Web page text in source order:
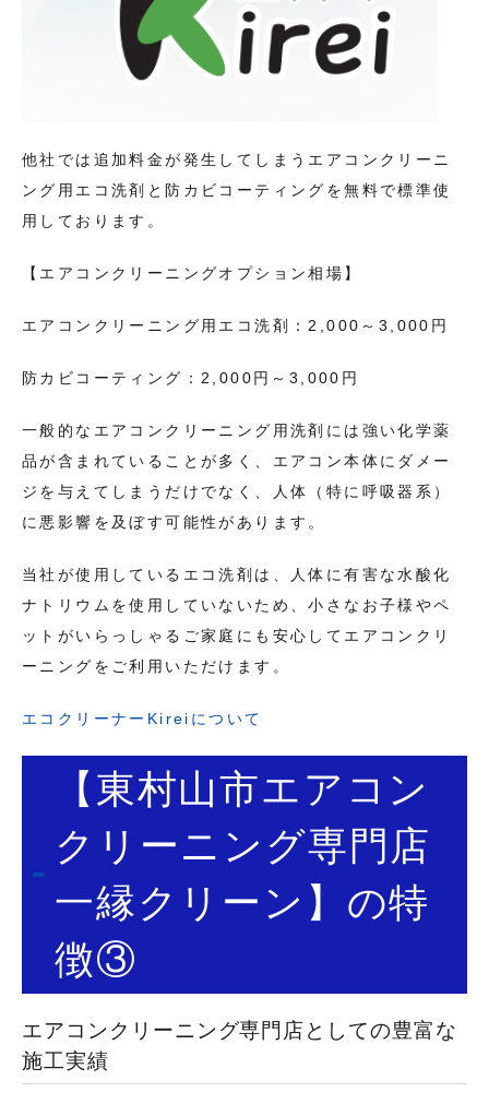
他社では追加料金が発生してしまうエアコンクリーニ
ング用エコ洗剤と防カビコーティングを無料で標準使
用しております。
【エアコンクリーニングオプション相場】
エアコンクリーニング用エコ洗剤：2,000～3,000円
防カビコーティング：2,000円～3,000円
一般的なエアコンクリーニング用洗剤には強い化学薬
品が含まれていることが多く、エアコン本体にダメー
ジを与えてしまうだけでなく、人体（特に呼吸器系）
に悪影響を及ぼす可能性があります。
当社が使用しているエコ洗剤は、人体に有害な水酸化
ナトリウムを使用していないため、小さなお子様やペ
ットがいらっしゃるご家庭にも安心してエアコンクリ
ーニングをご利用いただけます。
エコクリーナーKireiについて
【東村山市エアコン
クリーニング専門店
一縁クリーン】の特
徴③
エアコンクリーニング専門店としての豊富な
施工実績